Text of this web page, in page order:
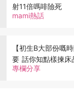
mami熱話
射11倍嗎啡險死
專欄分享
【初生B大部份嘅
要 話你知點樣揀床